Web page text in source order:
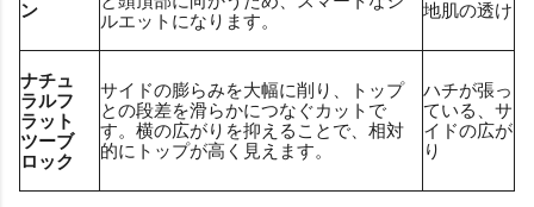
ン
ルエットになります。
地肌の透け
ナチュ
ラルフ
ラット
ツーブ
ロック
サイドの膨らみを大幅に削り、トップ
との段差を滑らかにつなぐカットで
す。横の広がりを抑えることで、相対
的にトップが高く見えます。
ハチが張っ
ている、サ
イドの広が
り